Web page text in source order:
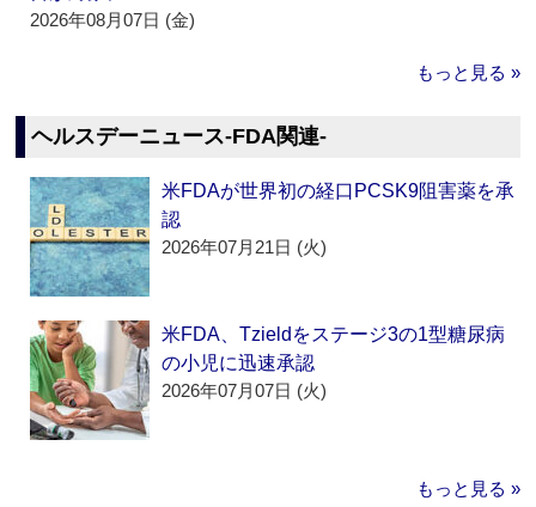
2026年08月07日 (金)
もっと見る »
ヘルスデーニュース‐FDA関連‐
米FDAが世界初の経口PCSK9阻害薬を承
認
2026年07月21日 (火)
米FDA、Tzieldをステージ3の1型糖尿病
の小児に迅速承認
2026年07月07日 (火)
もっと見る »